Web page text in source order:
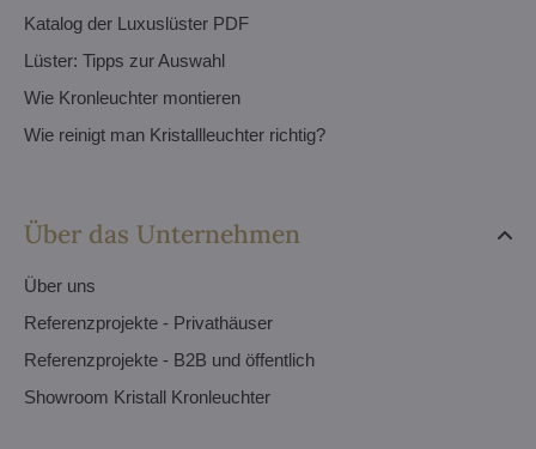
Katalog der Luxuslüster PDF
Lüster: Tipps zur Auswahl
Wie Kronleuchter montieren
Wie reinigt man Kristallleuchter richtig?
Über das Unternehmen
Über uns
Referenzprojekte - Privathäuser
Referenzprojekte - B2B und öffentlich
Showroom Kristall Kronleuchter